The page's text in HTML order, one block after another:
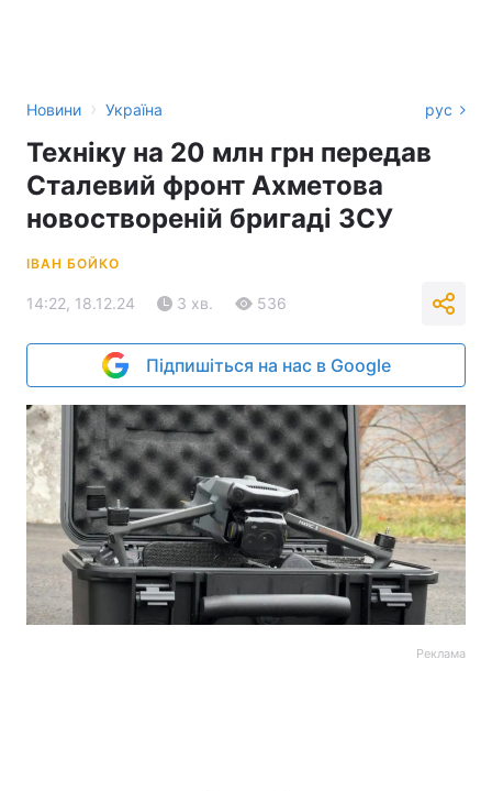
Новини › Україна рус
Техніку на 20 млн грн передав
Сталевий фронт Ахметова
новоствореній бригаді ЗСУ
ІВАН БОЙКО
14:22, 18.12.24 3 хв. 536
Підпишіться на нас в Google
Реклама